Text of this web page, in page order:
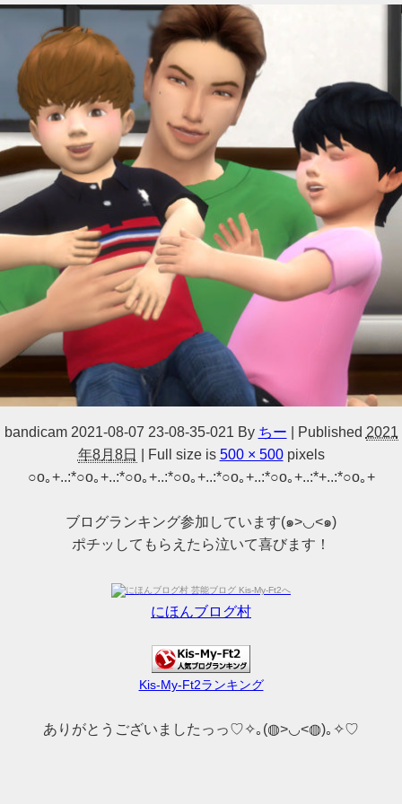
bandicam 2021-08-07 23-08-35-021 By ちー Published 2021
年8月8日
Full size is 500 × 500pixels
○o｡+..:*○o｡+..:*○o｡+..:*○o｡+..:*○o｡+..:*○o｡+..:*+..:*○o｡+
ブログランキング参加しています(๑>◡<๑)
ポチッしてもらえたら泣いて喜びます！
にほんブログ村
Kis-My-Ft2ランキング
ありがとうございましたっっ♡✧｡(◍>◡<◍)｡✧♡